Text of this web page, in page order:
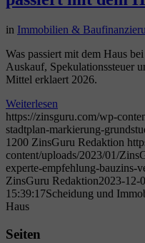
in Immobilien &
Was passiert mit dem Haus
Auskauf, Spekulationssteuer
Mittel erklaert 2026.
Weiterlesen
https://zinsguru.com/wp-
stadtplan-markierung-
1200 ZinsGuru Redaktion
content/uploads/2023/01/
experte-empfehlung-bauzins-
ZinsGuru Redaktion2023-12-
15:39:17Scheidung und
Haus
Seiten